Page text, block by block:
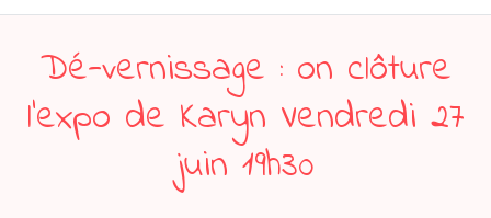
Dé-vernissage : on clôture
l’expo de Karyn Vendredi 27
juin 19h30